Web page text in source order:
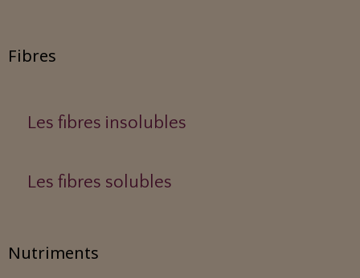
Fibres
Les fibres insolubles
Les fibres solubles
Nutriments